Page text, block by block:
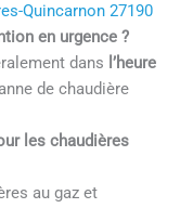
Quincarnon 27190
en urgence ?
dans l’heure
de chaudière
les chaudières
au gaz et